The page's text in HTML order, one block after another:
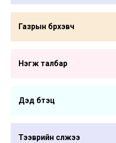
Газрын бүрхэвч
Нэгж талбар
Дэд бүтэц
Тээврийн сүлжээ